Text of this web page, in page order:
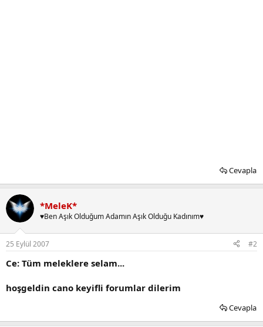
Cevapla
*MeleK*
♥Ben Aşık Olduğum Adamın Aşık Olduğu Kadınım♥
25 Eylül 2007 #2
Ce: Tüm meleklere selam...
hoşgeldin cano keyifli forumlar dilerim
Cevapla